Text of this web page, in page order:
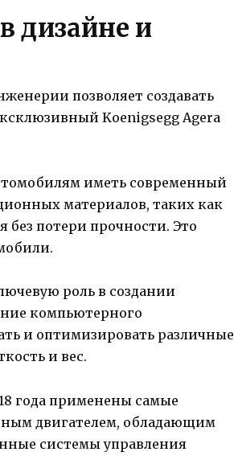
дизайне и
позволяет создавать
Koenigsegg Agera
иметь современный
материалов, таких как
без потери прочности. Это
роль в создании
компьютерного
и оптимизировать различные
и вес.
года применены самые
двигателем, обладающим
системы управления